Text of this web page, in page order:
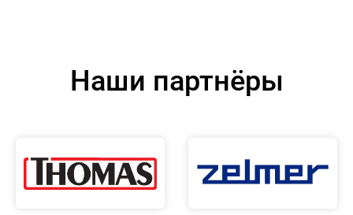
Наши партнёры